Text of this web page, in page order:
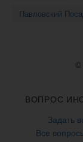
Павловский
©
ВОПРОС
Задать
Все